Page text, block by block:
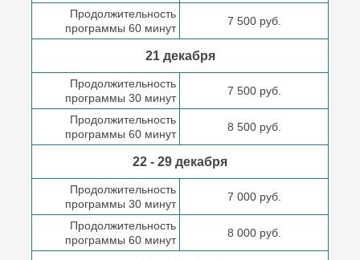
Продолжительность
программы 60 минут
7 500 руб.
21 декабря
Продолжительность
программы 30 минут
7 500 руб.
Продолжительность
программы 60 минут
8 500 руб.
22 - 29 декабря
Продолжительность
программы 30 минут
7 000 руб.
Продолжительность
программы 60 минут
8 000 руб.